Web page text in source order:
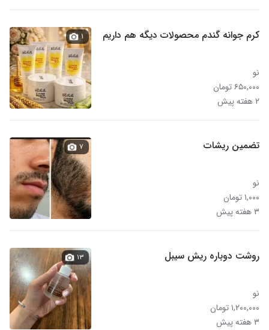
کرم جوانه گندم محصولات دیگه هم داریم
نو
۶۵۰,۰۰۰ تومان
۲ هفته پیش
۱
تضمین ریشات
نو
۱,۰۰۰ تومان
۳ هفته پیش
۷
روشت دوباره ریش سیبل
نو
۱,۲۰۰,۰۰۰ تومان
۳ هفته پیش
۱۳